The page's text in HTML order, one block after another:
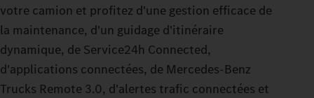
votre camion et profitez d'une gestion efficace de
la maintenance, d'un guidage d'itinéraire
dynamique, de Service24h Connected,
d'applications connectées, de Mercedes‑Benz
Trucks Remote 3.0, d'alertes trafic connectées et